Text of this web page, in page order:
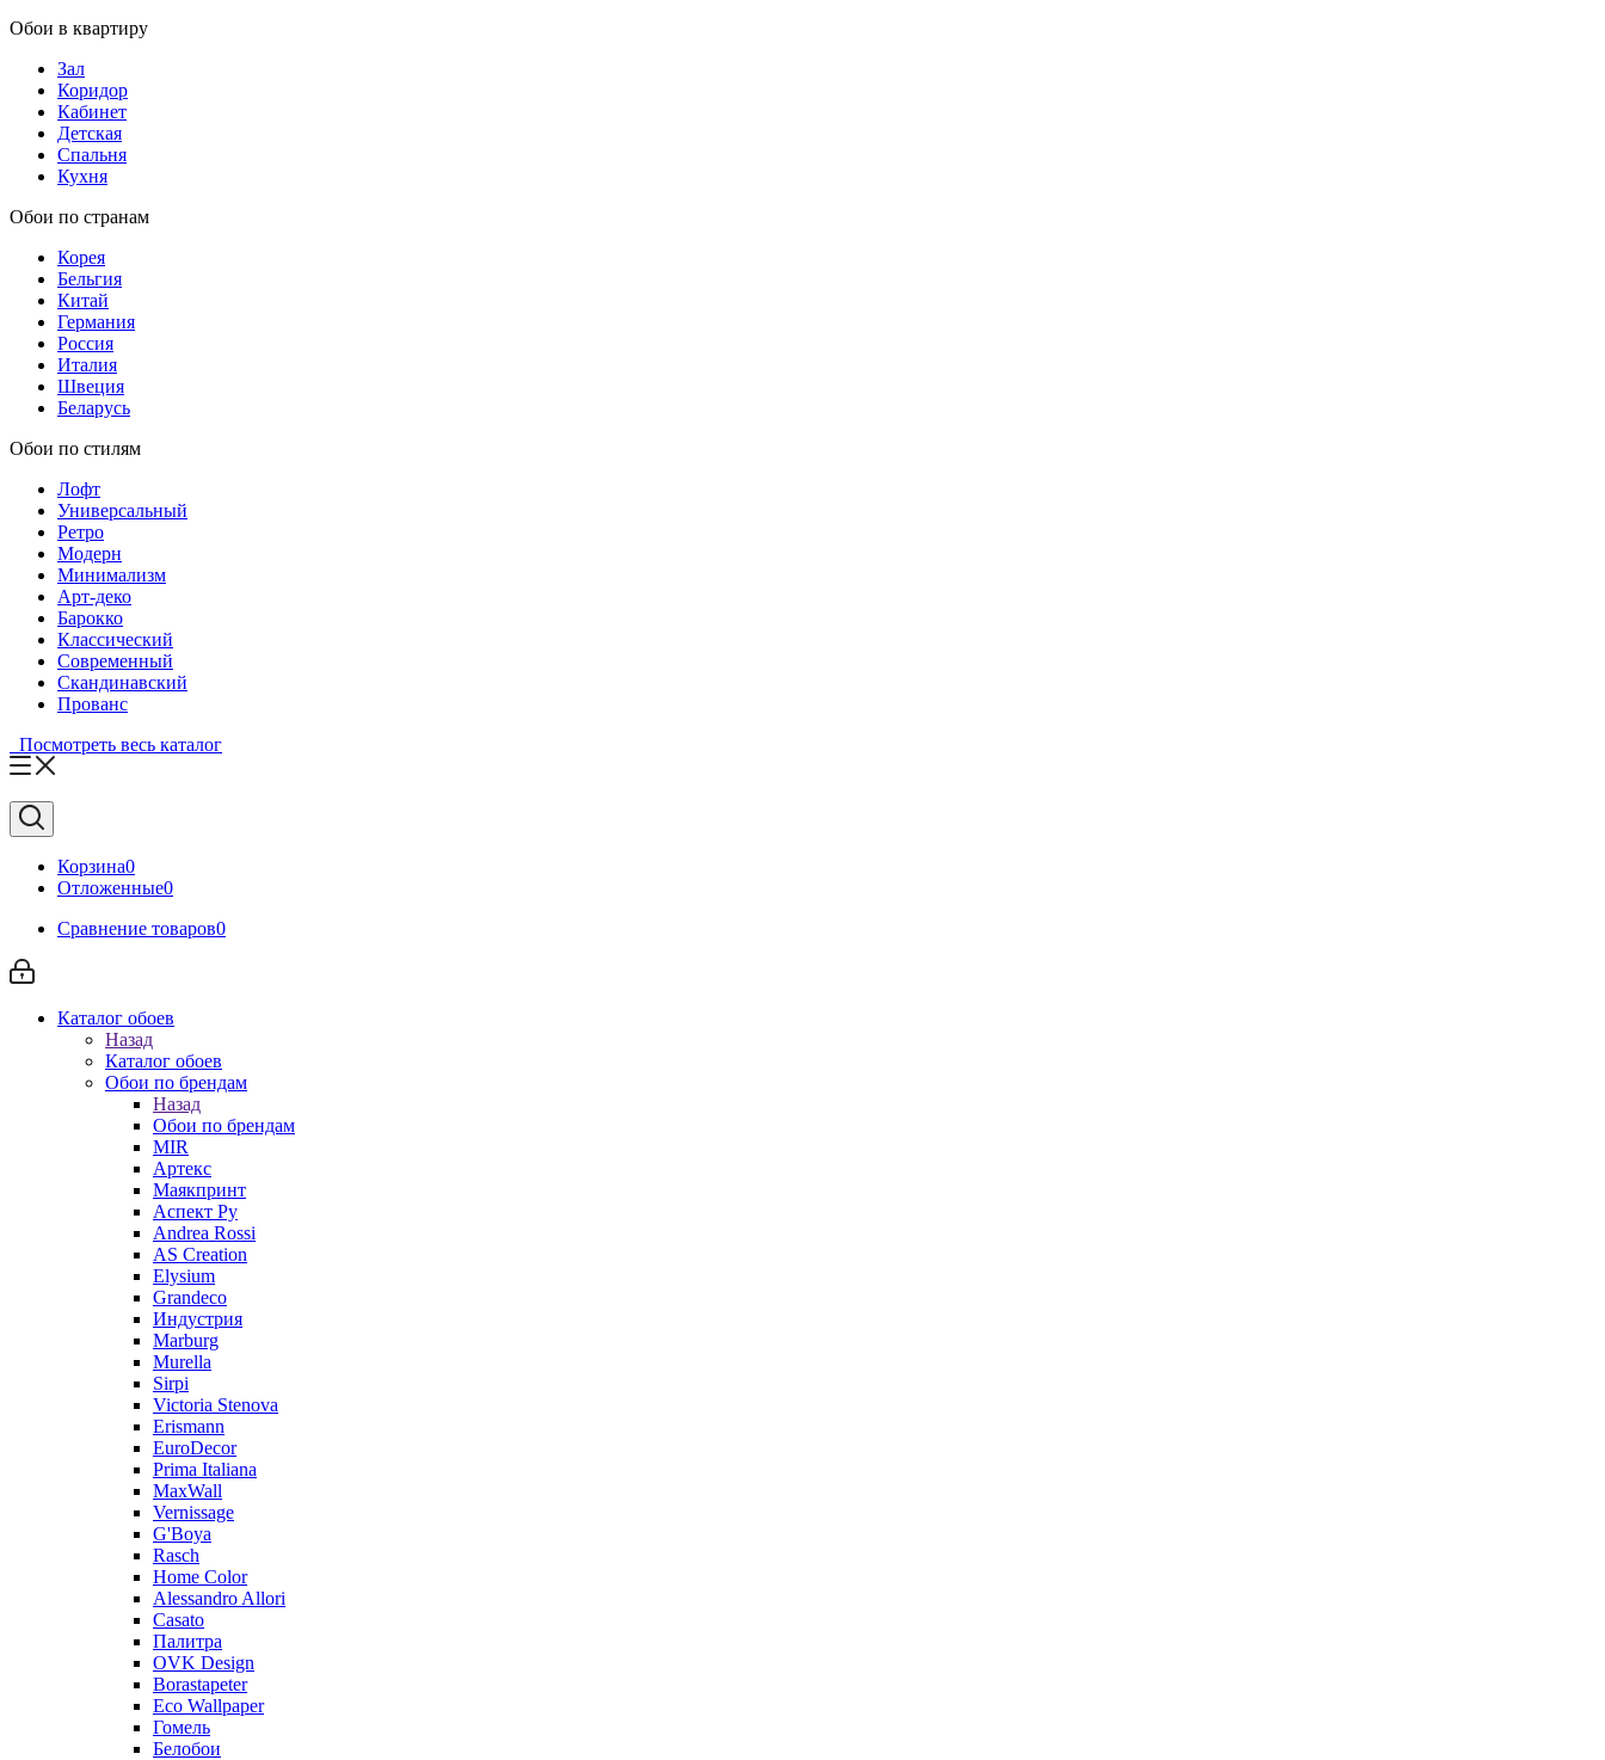
Обои в квартиру
Зал
Коридор
Кабинет
Детская
Спальня
Кухня
Обои по странам
Корея
Бельгия
Китай
Германия
Россия
Италия
Швеция
Беларусь
Обои по стилям
Лофт
Универсальный
Ретро
Модерн
Минимализм
Арт-деко
Барокко
Классический
Современный
Скандинавский
Прованс
Посмотреть весь каталог
Корзина0
Отложенные0
Сравнение товаров0
Каталог обоев
Назад
Каталог обоев
Обои по брендам
Назад
Обои по брендам
MIR
Артекс
Маякпринт
Аспект Ру
Andrea Rossi
AS Creation
Elysium
Grandeco
Индустрия
Marburg
Murella
Sirpi
Victoria Stenova
Erismann
EuroDecor
Prima Italiana
MaxWall
Vernissage
G'Boya
Rasch
Home Color
Alessandro Allori
Casato
Палитра
OVK Design
Borastapeter
Eco Wallpaper
Гомель
Белобои